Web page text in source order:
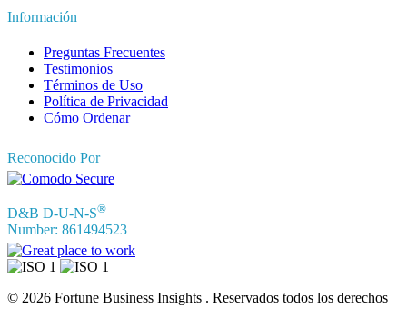
Información
Preguntas Frecuentes
Testimonios
Términos de Uso
Política de Privacidad
Cómo Ordenar
Reconocido Por
D&B D-U-N-S®
Number: 861494523
© 2026 Fortune Business Insights . Reservados todos los derechos